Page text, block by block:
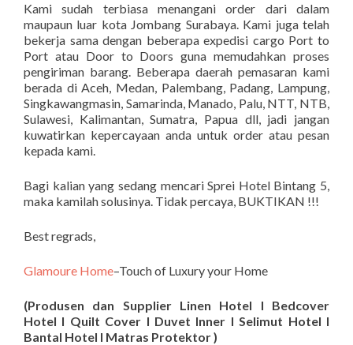
Kami sudah terbiasa menangani order dari dalam
maupaun luar kota Jombang Surabaya. Kami juga telah
bekerja sama dengan beberapa expedisi cargo Port to
Port atau Door to Doors guna memudahkan proses
pengiriman barang. Beberapa daerah pemasaran kami
berada di Aceh, Medan, Palembang, Padang, Lampung,
Singkawangmasin, Samarinda, Manado, Palu, NTT, NTB,
Sulawesi, Kalimantan, Sumatra, Papua dll, jadi jangan
kuwatirkan kepercayaan anda untuk order atau pesan
kepada kami.
Bagi kalian yang sedang mencari Sprei Hotel Bintang 5,
maka kamilah solusinya. Tidak percaya, BUKTIKAN !!!
Best regrads,
Glamoure Home–Touch of Luxury your Home
(Produsen dan Supplier Linen Hotel I Bedcover
Hotel I Quilt Cover I Duvet Inner I Selimut Hotel I
Bantal Hotel I Matras Protektor )